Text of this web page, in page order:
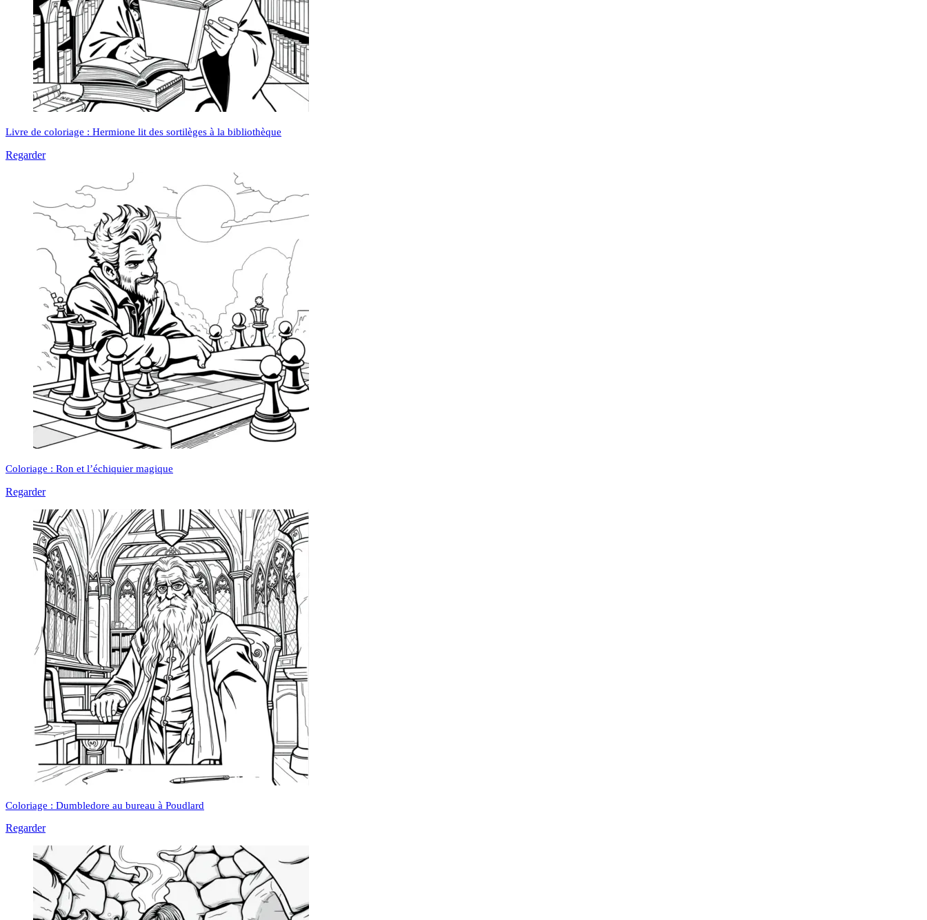
Livre de coloriage : Hermione lit des sortilèges à la bibliothèque
Regarder
Coloriage : Ron et l’échiquier magique
Regarder
Coloriage : Dumbledore au bureau à Poudlard
Regarder